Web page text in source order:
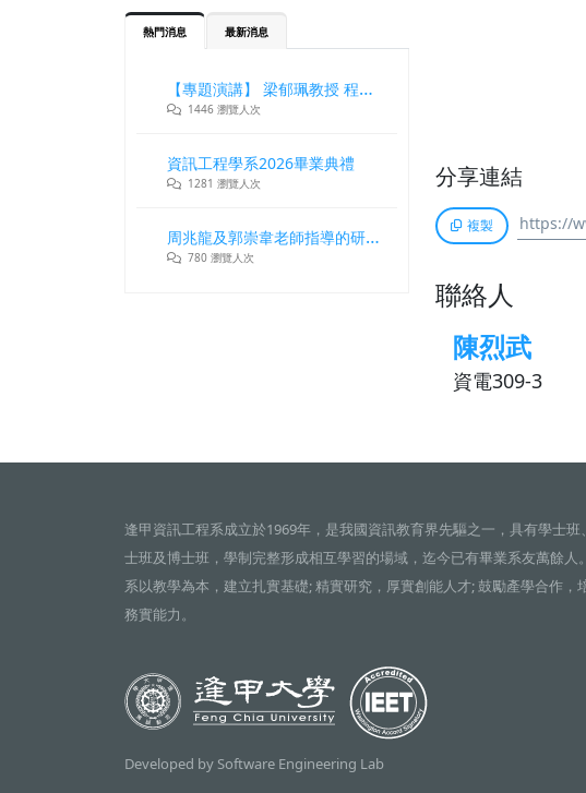
熱門消息 最新消息
【專題演講】 梁郁珮教授 程式設計師在新世代記憶體與儲存系統中的角色與挑戰
1446 瀏覽人次
資訊工程學系2026畢業典禮
1281 瀏覽人次
周兆龍及郭崇韋老師指導的研究團隊獲DLT2026最佳論文獎
780 瀏覽人次
分享連結
複製
聯絡人
陳烈武
資電309-3
逢甲資訊工程系成立於1969年，是我國資訊教育界先驅之一，具有學士班
士班及博士班，學制完整形成相互學習的場域，迄今已有畢業系友萬餘人
系以教學為本，建立扎實基礎; 精實研究，厚實創能人才; 鼓勵產學合作，
務實能力。
Developed by Software Engineering Lab